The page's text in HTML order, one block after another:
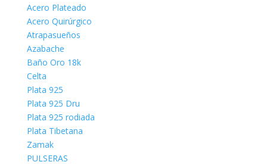
Acero Plateado
Acero Quirúrgico
Atrapasueños
Azabache
Baño Oro 18k
Celta
Plata 925
Plata 925 Dru
Plata 925 rodiada
Plata Tibetana
Zamak
PULSERAS